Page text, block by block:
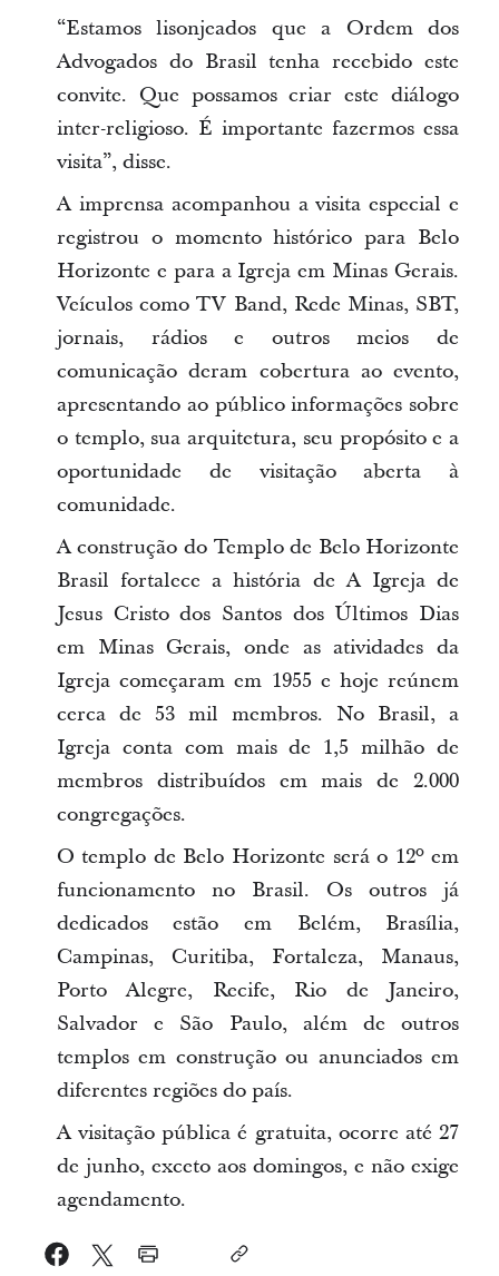
“Estamos lisonjeados que a Ordem dos
Advogados do Brasil tenha recebido este
convite. Que possamos criar este diálogo
inter-religioso. É importante fazermos essa
visita”, disse.
A imprensa acompanhou a visita especial e
registrou o momento histórico para Belo
Horizonte e para a Igreja em Minas Gerais.
Veículos como TV Band, Rede Minas, SBT,
jornais, rádios e outros meios de
comunicação deram cobertura ao evento,
apresentando ao público informações sobre
o templo, sua arquitetura, seu propósito e a
oportunidade de visitação aberta à
comunidade.
A construção do Templo de Belo Horizonte
Brasil fortalece a história de A Igreja de
Jesus Cristo dos Santos dos Últimos Dias
em Minas Gerais, onde as atividades da
Igreja começaram em 1955 e hoje reúnem
cerca de 53 mil membros. No Brasil, a
Igreja conta com mais de 1,5 milhão de
membros distribuídos em mais de 2.000
congregações.
O templo de Belo Horizonte será o 12º em
funcionamento no Brasil. Os outros já
dedicados estão em Belém, Brasília,
Campinas, Curitiba, Fortaleza, Manaus,
Porto Alegre, Recife, Rio de Janeiro,
Salvador e São Paulo, além de outros
templos em construção ou anunciados em
diferentes regiões do país.
A visitação pública é gratuita, ocorre até 27
de junho, exceto aos domingos, e não exige
agendamento.